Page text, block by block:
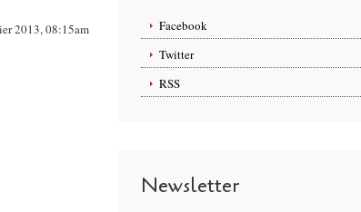
2013, 08:15am
Facebook
Twitter
RSS
Newsletter